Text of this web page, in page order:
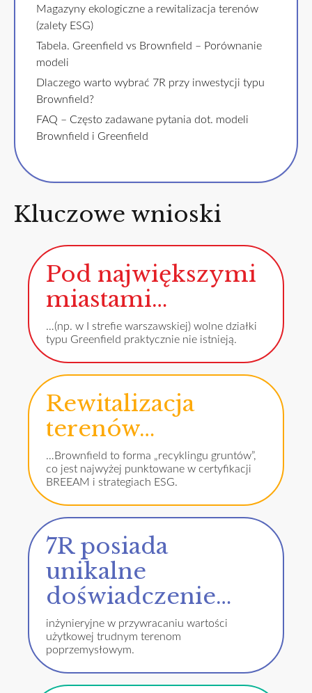
Magazyny ekologiczne a rewitalizacja terenów
(zalety ESG)
Tabela. Greenfield vs Brownfield – Porównanie
modeli
Dlaczego warto wybrać 7R przy inwestycji typu
Brownfield?
FAQ – Często zadawane pytania dot. modeli
Brownfield i Greenfield
Kluczowe wnioski
Pod największymi
miastami…
…(np. w I strefie warszawskiej) wolne działki
typu Greenfield praktycznie nie istnieją.
Rewitalizacja
terenów…
…Brownfield to forma „recyklingu gruntów”,
co jest najwyżej punktowane w certyfikacji
BREEAM i strategiach ESG.
7R posiada
unikalne
doświadczenie…
inżynieryjne w przywracaniu wartości
użytkowej trudnym terenom
poprzemysłowym.